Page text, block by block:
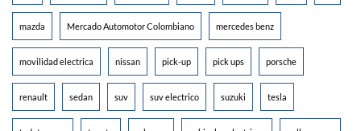
mazda Mercado Automotor Colombiano mercedes benz
movilidad electrica nissan pick-up pick ups porsche
renault sedan suv suv electrico suzuki tesla